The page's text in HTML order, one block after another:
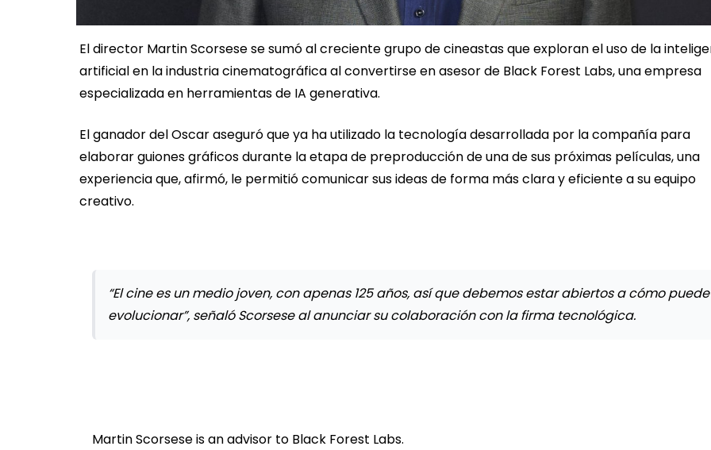
El director Martin Scorsese se sumó al creciente grupo de cineastas que exploran el uso de la
artificial en la industria cinematográfica al convertirse en asesor de Black Forest Labs, una empresa
especializada en herramientas de IA generativa.
El ganador del Oscar aseguró que ya ha utilizado la tecnología desarrollada por la compañía para
elaborar guiones gráficos durante la etapa de preproducción de una de sus próximas películas, una
experiencia que, afirmó, le permitió comunicar sus ideas de forma más clara y eficiente a su equipo
creativo.
“El cine es un medio joven, con apenas 125 años, así que debemos estar abiertos a cómo puede
evolucionar”, señaló Scorsese al anunciar su colaboración con la firma tecnológica.
Martin Scorsese is an advisor to Black Forest Labs.